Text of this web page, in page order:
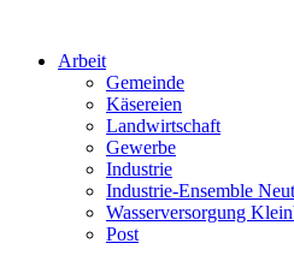
Arbeit
Gemeinde
Käsereien
Landwirtschaft
Gewerbe
Industrie
Industrie-Ensemble
Wasserversorgung
Post